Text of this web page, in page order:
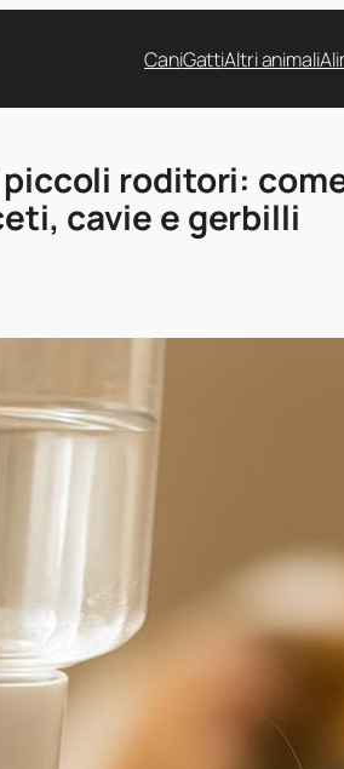
CaniGattiAltri animali
roditori:
cavie e gerbilli